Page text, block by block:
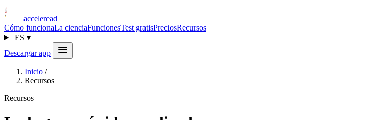
acceleread
Cómo funcionaLa cienciaFuncionesTest gratisPreciosRecursos
ES ▾
Descargar app
Inicio /
Recursos
Recursos